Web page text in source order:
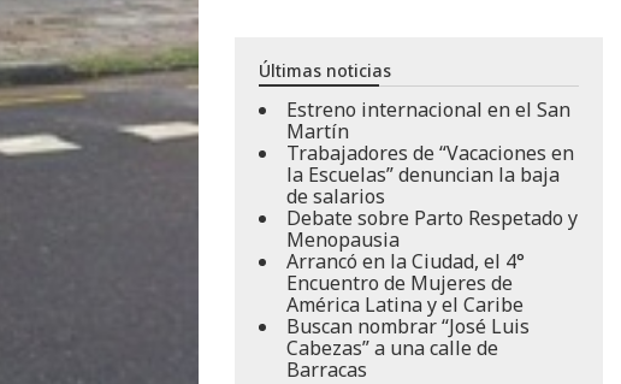
Últimas noticias
Estreno internacional en el San
Martín
Trabajadores de “Vacaciones en
la Escuelas” denuncian la baja
de salarios
Debate sobre Parto Respetado y
Menopausia
Arrancó en la Ciudad, el 4°
Encuentro de Mujeres de
América Latina y el Caribe
Buscan nombrar “José Luis
Cabezas” a una calle de
Barracas